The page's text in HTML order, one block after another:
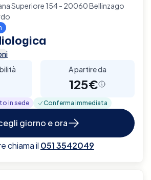
Superiore 154 - 20060 Bellinzago
A partire da
125€
in sede Conferma immediata
giorno e ora
chiama il 051 3542049